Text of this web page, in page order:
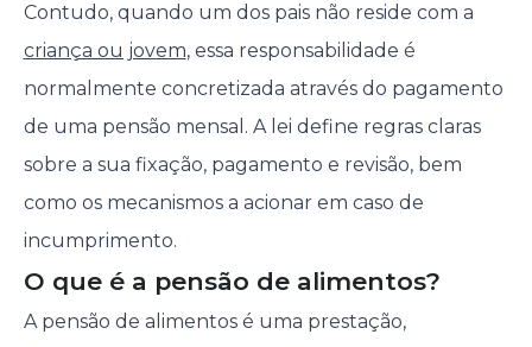
Contudo, quando um dos pais não reside com a
criança ou jovem, essa responsabilidade é
normalmente concretizada através do pagamento
de uma pensão mensal. A lei define regras claras
sobre a sua fixação, pagamento e revisão, bem
como os mecanismos a acionar em caso de
incumprimento.
O que é a pensão de alimentos?
A pensão de alimentos é uma prestação,